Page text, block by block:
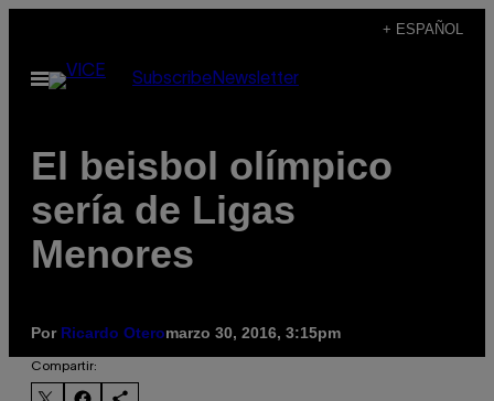
contenido
+ ESPAÑOL
Abrir
Menú
Subscribe Newsletter
El beisbol olímpico
sería de Ligas
Menores
Por Ricardo Oteromarzo 30, 2016, 3:15pm
Compartir: